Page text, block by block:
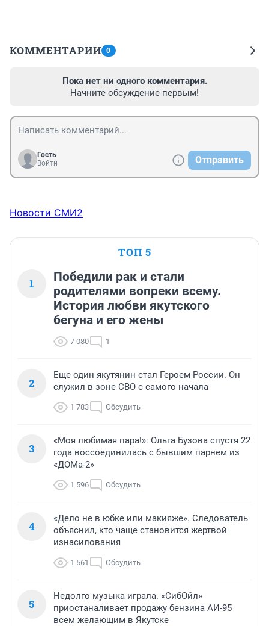
КОММЕНТАРИИ 0
Пока нет ни одного комментария.
Начните обсуждение первым!
Гость
Войти
Отправить
Новости СМИ2
ТОП 5
1
Победили рак и стали
родителями вопреки всему.
История любви якутского
бегуна и его жены
7 080 1
2
Еще один якутянин стал Героем России. Он
служил в зоне СВО с самого начала
1 783 Обсудить
3
«Моя любимая пара!»: Ольга Бузова спустя 22
года воссоединилась с бывшим парнем из
«ДОМа-2»
1 596 Обсудить
4
«Дело не в юбке или макияже». Следователь
объяснил, кто чаще становится жертвой
изнасилования
1 561 Обсудить
5
Недолго музыка играла. «СибОйл»
приостаналивает продажу бензина АИ-95
всем желающим в Якутске